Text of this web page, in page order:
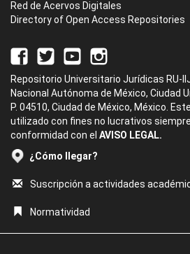
Red de Acervos Digitales
Directory of Open Access Repositories
Repositorio Universitario Jurídicas RU-
Nacional Autónoma de México, Ciudad
P. 04510, Ciudad de México, México.
utilizado con fines no lucrativos
conformidad con el AVISO LEGAL.
¿Cómo llegar?
Suscripción a actividades
Normatividad